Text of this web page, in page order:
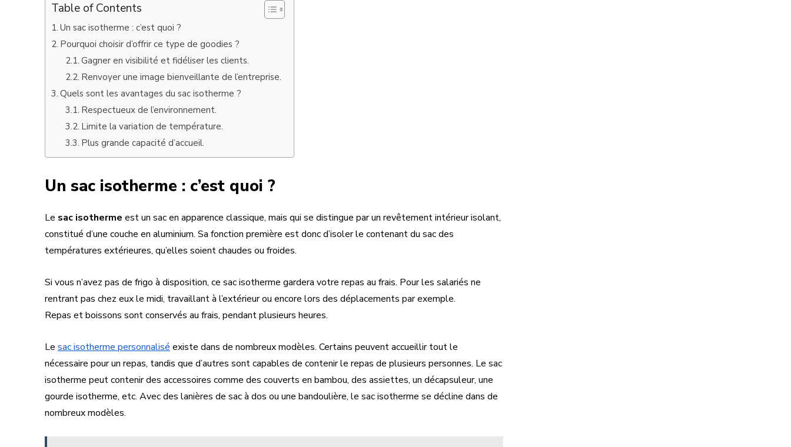
Table of Contents
Un sac isotherme : c’est quoi ?
Pourquoi choisir d’offrir ce type de goodies ?
Gagner en visibilité et fidéliser les clients.
Renvoyer une image bienveillante de l’entreprise.
Quels sont les avantages du sac isotherme ?
Respectueux de l’environnement.
Limite la variation de température.
Plus grande capacité d’accueil.
Un sac isotherme : c’est quoi ?
Le sac isotherme est un sac en apparence classique, mais qui se distingue par un revêtement intérieur isolant,
constitué d’une couche en aluminium. Sa fonction première est donc d’isoler le contenant du sac des
températures extérieures, qu’elles soient chaudes ou froides.
Si vous n’avez pas de frigo à disposition, ce sac isotherme gardera votre repas au frais. Pour les salariés ne
rentrant pas chez eux le midi, travaillant à l’extérieur ou encore lors des déplacements par exemple.
Repas et boissons sont conservés au frais, pendant plusieurs heures.
Le sac isotherme personnaliséexiste dans de nombreux modèles. Certains peuvent accueillir tout le
nécessaire pour un repas, tandis que d’autres sont capables de contenir le repas de plusieurs personnes. Le sac
isotherme peut contenir des accessoires comme des couverts en bambou, des assiettes, un décapsuleur, une
gourde isotherme, etc. Avec des lanières de sac à dos ou une bandoulière, le sac isotherme se décline dans de
nombreux modèles.